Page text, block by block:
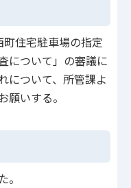
住宅駐車場の指定
について」の審議に
について、所管課よ
願いする。